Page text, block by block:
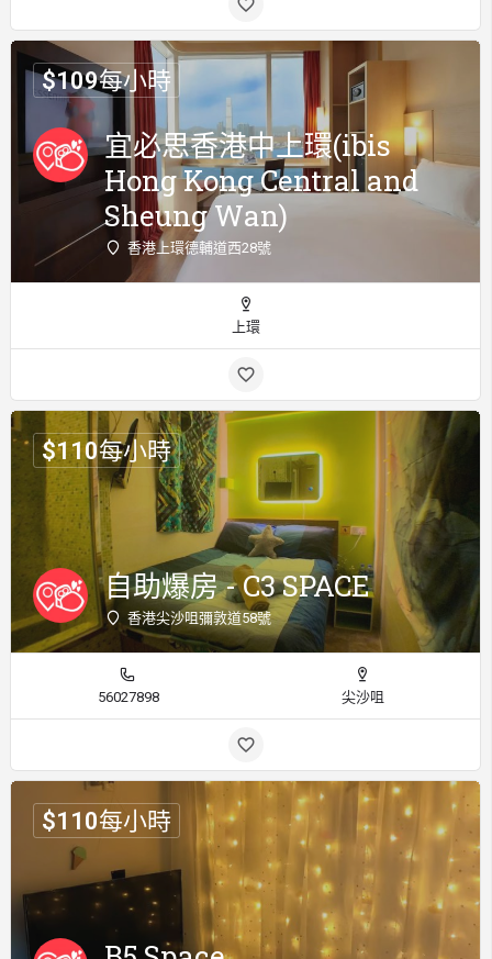
宜必思香港中上環(ibis
Hong Kong Central and
Sheung Wan)
香港上環德輔道西28號
$109每小時
上環
自助爆房 - C3 SPACE
香港尖沙咀彌敦道58號
$110每小時
56027898 尖沙咀
$110每小時